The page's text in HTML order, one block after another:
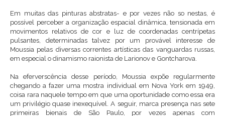
Em muitas das pinturas abstratas- e por vezes não so nestas, é
possível perceber a organização espacial dinâmica, tensionada em
movimentos relativos de cor e luz de coordenadas centrípetas
pulsantes, determinadas talvez por um provável interesse de
Moussia pelas diversas correntes artísticas das vanguardas russas,
em especial o dinamismo raionista de Larionov e Gontcharova.
Na eferverscência desse período, Moussia expõe regularmente
chegando a fazer uma mostra individual em Nova York em 1949,
coisa rara naquele tempo em que uma oportunidade como essa era
um privilégio quase inexequível. A seguir, marca presença nas sete
primeiras bienais de São Paulo, por vezes apenas com